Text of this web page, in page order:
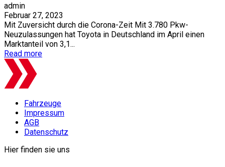
admin
Februar 27, 2023
Mit Zuversicht durch die Corona-Zeit Mit 3.780 Pkw-
Neuzulassungen hat Toyota in Deutschland im April einen
Marktanteil von 3,1...
Read more
Fahrzeuge
Impressum
AGB
Datenschutz
Hier finden sie uns